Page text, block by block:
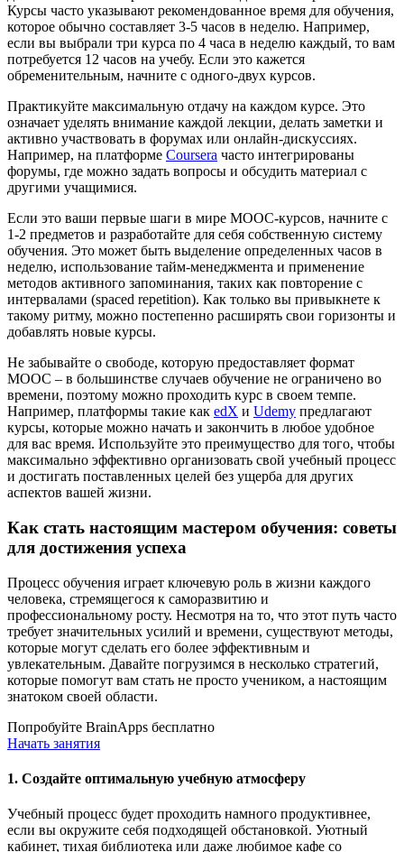
Курсы часто указывают рекомендованное время для обучения,
которое обычно составляет 3-5 часов в неделю. Например,
если вы выбрали три курса по 4 часа в неделю каждый, то вам
потребуется 12 часов на учебу. Если это кажется
обременительным, начните с одного-двух курсов.
Практикуйте максимальную отдачу на каждом курсе. Это
означает уделять внимание каждой лекции, делать заметки и
активно участвовать в форумах или онлайн-дискуссиях.
Например, на платформе Coursera часто интегрированы
форумы, где можно задать вопросы и обсудить материал с
другими учащимися.
Если это ваши первые шаги в мире MOOC-курсов, начните с
1-2 предметов и разработайте для себя собственную систему
обучения. Это может быть выделение определенных часов в
неделю, использование тайм-менеджмента и применение
методов активного запоминания, таких как повторение с
интервалами (spaced repetition). Как только вы привыкнете к
такому ритму, можно постепенно расширять свои горизонты и
добавлять новые курсы.
Не забывайте о свободе, которую предоставляет формат
MOOC – в большинстве случаев обучение не ограничено во
времени, поэтому можно проходить курс в своем темпе.
Например, платформы такие как edX и Udemy предлагают
курсы, которые можно начать и закончить в любое удобное
для вас время. Используйте это преимущество для того, чтобы
максимально эффективно организовать свой учебный процесс
и достигать поставленных целей без ущерба для других
аспектов вашей жизни.
Как стать настоящим мастером обучения: советы
для достижения успеха
Процесс обучения играет ключевую роль в жизни каждого
человека, стремящегося к саморазвитию и
профессиональному росту. Несмотря на то, что этот путь часто
требует значительных усилий и времени, существуют методы,
которые могут сделать его более эффективным и
увлекательным. Давайте погрузимся в несколько стратегий,
которые помогут вам стать не просто учеником, а настоящим
знатоком своей области.
Попробуйте BrainApps бесплатно
Начать занятия
1. Создайте оптимальную учебную атмосферу
Учебный процесс будет проходить намного продуктивнее,
если вы окружите себя подходящей обстановкой. Уютный
кабинет, тихая библиотека или даже любимое кафе со